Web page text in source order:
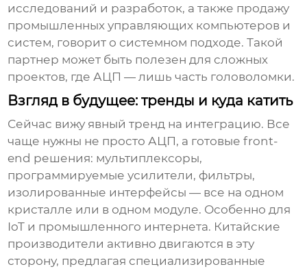
исследований и разработок, а также продажу
промышленных управляющих компьютеров и
систем, говорит о системном подходе. Такой
партнер может быть полезен для сложных
проектов, где АЦП — лишь часть головоломки.
Взгляд в будущее: тренды и куда катить
Сейчас вижу явный тренд на интеграцию. Все
чаще нужны не просто АЦП, а готовые front-
end решения: мультиплексоры,
программируемые усилители, фильтры,
изолированные интерфейсы — все на одном
кристалле или в одном модуле. Особенно для
IoT и промышленного интернета. Китайские
производители активно двигаются в эту
сторону, предлагая специализированные